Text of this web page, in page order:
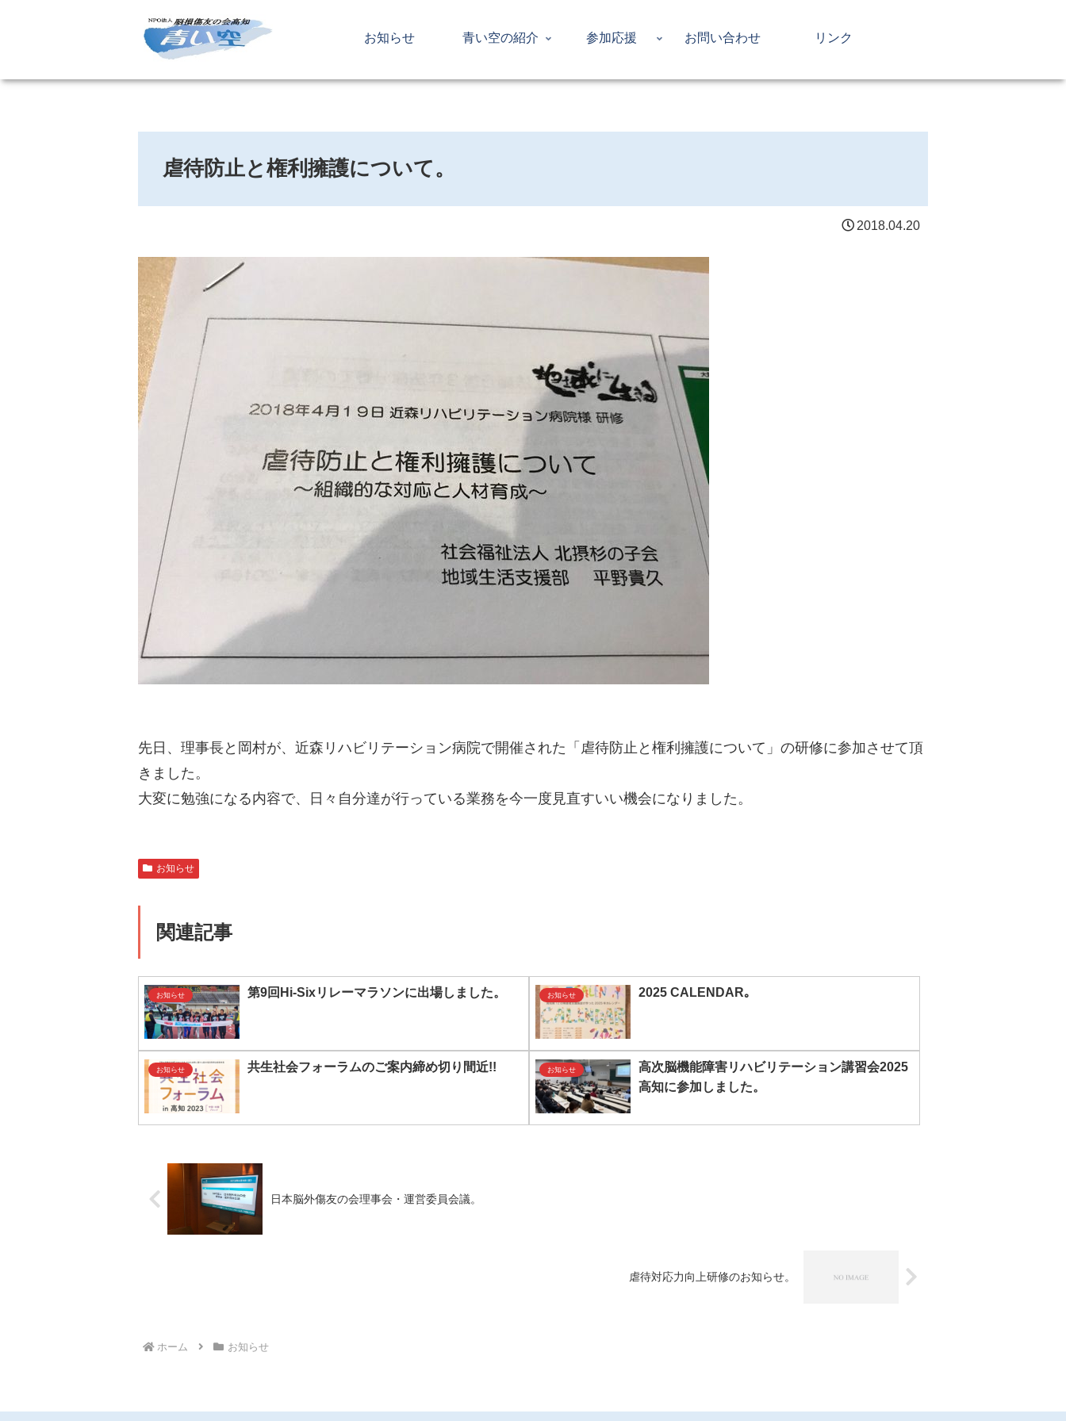
お知らせ 青い空の紹介 参加応援 お問い合わせ リンク
虐待防止と権利擁護について。
2018.04.20
先日、理事長と岡村が、近森リハビリテーション病院で開催された「虐待防止と権利擁護について」の研修に参加させて頂
きました。
大変に勉強になる内容で、日々自分達が行っている業務を今一度見直すいい機会になりました。
お知らせ
関連記事
お知らせ 第9回Hi-Sixリレーマラソンに出場しました。 お知らせ 2025 CALENDAR｡
お知らせ 共生社会フォーラムのご案内締め切り間近!! お知らせ
高次脳機能障害リハビリテーション講習会2025
高知に参加しました。
日本脳外傷友の会理事会・運営委員会議。
虐待対応力向上研修のお知らせ。
ホーム お知らせ